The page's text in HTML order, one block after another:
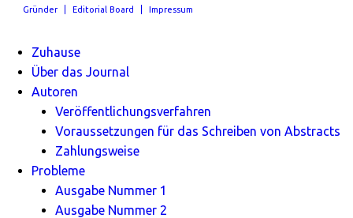
Gründer Editorial Board Impressum
Zuhause
Über das Journal
Autoren
Veröffentlichungsverfahren
Voraussetzungen für das Schreiben von Abstracts
Zahlungsweise
Probleme
Ausgabe Nummer 1
Ausgabe Nummer 2